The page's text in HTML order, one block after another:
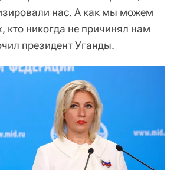
нас. А как мы можем
кто никогда не причинял нам
президент Уганды.